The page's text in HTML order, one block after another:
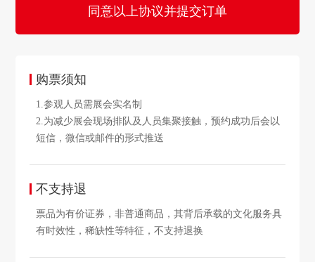
同意以上协议并提交订单
购票须知
1.参观人员需展会实名制
2.为减少展会现场排队及人员集聚接触，预约成功后会以
短信，微信或邮件的形式推送
不支持退
票品为有价证券，非普通商品，其背后承载的文化服务具
有时效性，稀缺性等特征，不支持退换